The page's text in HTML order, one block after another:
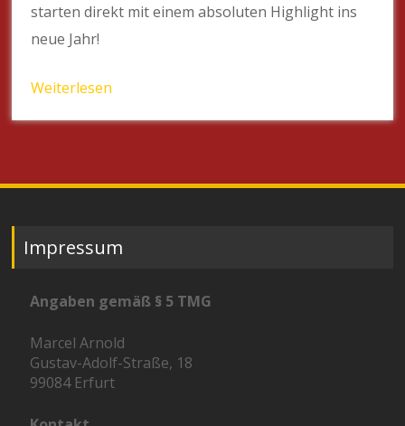
starten direkt mit einem absoluten Highlight ins
neue Jahr!
Weiterlesen
Impressum
Angaben gemäß § 5 TMG
Marcel Arnold
Gustav-Adolf-Straße, 18
99084 Erfurt